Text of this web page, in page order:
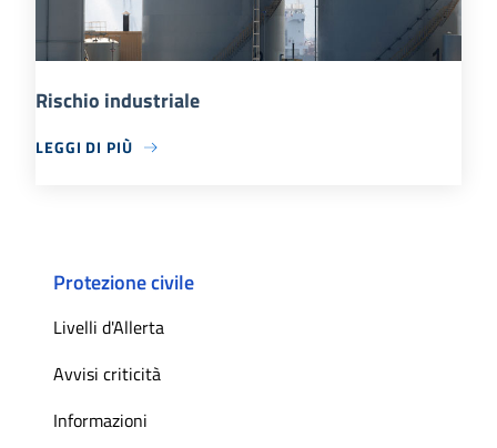
Rischio industriale
LEGGI DI PIÙ
Protezione civile
Livelli d'Allerta
Avvisi criticità
Informazioni